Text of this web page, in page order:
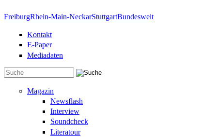
FreiburgRhein-Main-NeckarStuttgartBundesweit
Kontakt
E-Paper
Mediadaten
Magazin
Newsflash
Interview
Soundcheck
Literatour